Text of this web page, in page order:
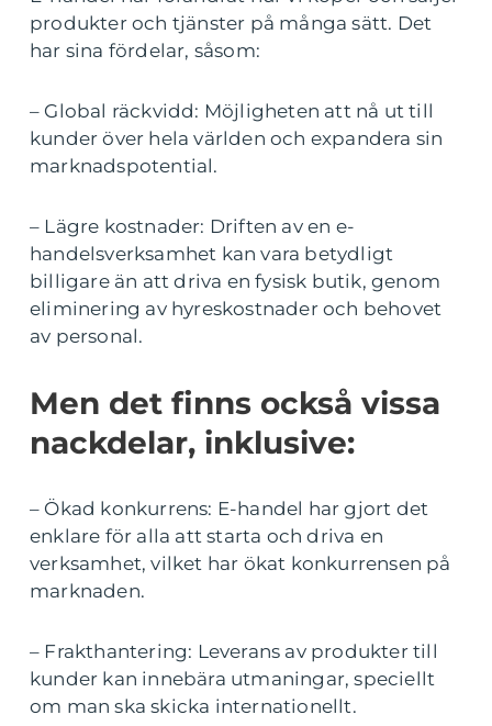
produkter och tjänster på många sätt. Det
har sina fördelar, såsom:
– Global räckvidd: Möjligheten att nå ut till
kunder över hela världen och expandera sin
marknadspotential.
– Lägre kostnader: Driften av en e-
handelsverksamhet kan vara betydligt
billigare än att driva en fysisk butik, genom
eliminering av hyreskostnader och behovet
av personal.
Men det finns också vissa
nackdelar, inklusive:
– Ökad konkurrens: E-handel har gjort det
enklare för alla att starta och driva en
verksamhet, vilket har ökat konkurrensen på
marknaden.
– Frakthantering: Leverans av produkter till
kunder kan innebära utmaningar, speciellt
om man ska skicka internationellt.